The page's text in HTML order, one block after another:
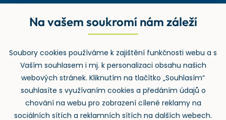
Rejstřík používaných zkratek v odpadech
Zpětný odběr
Na vašem soukromí nám záleží
Soubory cookies používáme k zajištění funkčnosti webu a s
Vaším souhlasem i mj. k personalizaci obsahu našich
webových stránek. Kliknutím na tlačítko „Souhlasím“
souhlasíte s využívaním cookies a předáním údajů o
chování na webu pro zobrazení cílené reklamy na
sociálních sítích a reklamních sítích na dalších webech.